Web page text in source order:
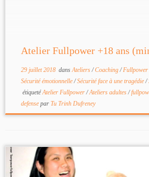
Atelier Fullpower +18 ans
29 juillet 2018dansAteliers/Coaching/Fullpower
Sécurité émotionnelle/Sécurité face à une tragédie/
étiquetéAtelier Fullpower/Ateliers adultes/
defense par Tu Trinh Dufreney